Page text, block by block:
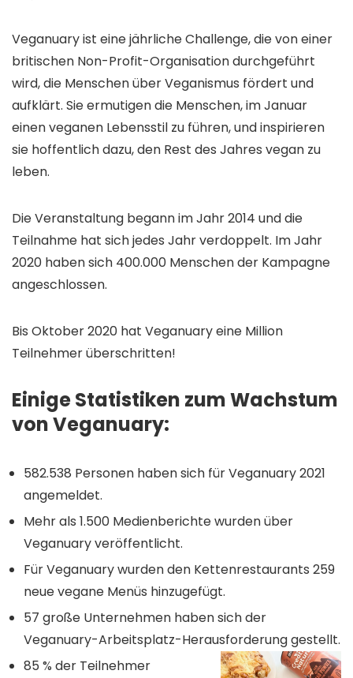
Veganuary ist eine jährliche Challenge, die von einer
britischen Non-Profit-Organisation durchgeführt
wird, die Menschen über Veganismus fördert und
aufklärt. Sie ermutigen die Menschen, im Januar
einen veganen Lebensstil zu führen, und inspirieren
sie hoffentlich dazu, den Rest des Jahres vegan zu
leben.
Die Veranstaltung begann im Jahr 2014 und die
Teilnahme hat sich jedes Jahr verdoppelt. Im Jahr
2020 haben sich 400.000 Menschen der Kampagne
angeschlossen.
Bis Oktober 2020 hat Veganuary eine Million
Teilnehmer überschritten!
Einige Statistiken zum Wachstum
von Veganuary:
582.538 Personen haben sich für Veganuary 2021
angemeldet.
Mehr als 1.500 Medienberichte wurden über
Veganuary veröffentlicht.
Für Veganuary wurden den Kettenrestaurants 259
neue vegane Menüs hinzugefügt.
57 große Unternehmen haben sich der
Veganuary-Arbeitsplatz-Herausforderung gestellt.
85 % der Teilnehmer